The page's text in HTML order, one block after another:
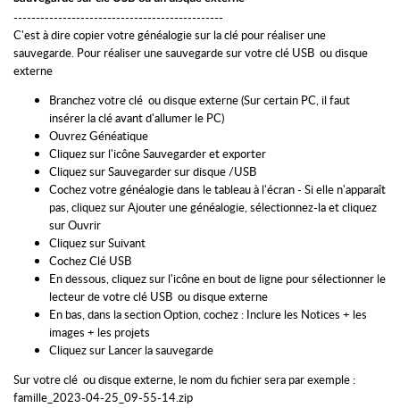
-----------------------------------------------
C'est à dire copier votre généalogie sur la clé pour réaliser une
sauvegarde. Pour réaliser une sauvegarde sur votre clé USB ou disque
externe
Branchez votre clé ou disque externe (Sur certain PC, il faut
insérer la clé avant d'allumer le PC)
Ouvrez Généatique
Cliquez sur l'icône Sauvegarder et exporter
Cliquez sur Sauvegarder sur disque /USB
Cochez votre généalogie dans le tableau à l'écran - Si elle n'apparaît
pas, cliquez sur Ajouter une généalogie, sélectionnez-la et cliquez
sur Ouvrir
Cliquez sur Suivant
Cochez Clé USB
En dessous, cliquez sur l'icône en bout de ligne pour sélectionner le
lecteur de votre clé USB ou disque externe
En bas, dans la section Option, cochez : Inclure les Notices + les
images + les projets
Cliquez sur Lancer la sauvegarde
Sur votre clé ou disque externe, le nom du fichier sera par exemple :
famille_2023-04-25_09-55-14.zip